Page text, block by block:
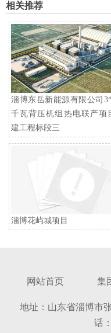
相关推荐
淄博东岳新能源有限公司
千瓦背压机组热电联产项
建工程标段三
淄博花屿城项目
网站首页 集
地址：山东省淄博
话